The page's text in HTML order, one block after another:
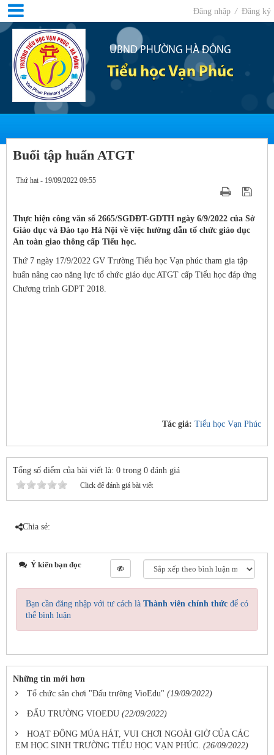
UBND PHƯỜNG HÀ ĐÔNG
Tiểu học Vạn Phúc
Đăng nhập / Đăng ký
Buổi tập huấn ATGT
Thứ hai - 19/09/2022 09:55
Thực hiện công văn số 2665/SGDĐT-GDTH ngày 6/9/2022 của Sở
Giáo dục và Đào tạo Hà Nội về việc hướng dẫn tổ chức giáo dục
An toàn giao thông cấp Tiểu học.
Thứ 7 ngày 17/9/2022 GV Trường Tiểu học Vạn phúc tham gia tập
huấn nâng cao năng lực tổ chức giáo dục ATGT cấp Tiểu học đáp ứng
Chương trình GDPT 2018.
Tác giả: Tiểu học Vạn Phúc
Tổng số điểm của bài viết là: 0 trong 0 đánh giá
Click để đánh giá bài viết
Chia sẻ:
Ý kiến bạn đọc
Bạn cần đăng nhập với tư cách là Thành viên chính thức để có
thể bình luận
Những tin mới hơn
Tổ chức sân chơi "Đấu trường VioEdu" (19/09/2022)
ĐẤU TRƯỜNG VIOEDU (22/09/2022)
HOẠT ĐỘNG MÚA HÁT, VUI CHƠI NGOÀI GIỜ CỦA CÁC
EM HỌC SINH TRƯỜNG TIỂU HỌC VẠN PHÚC. (26/09/2022)